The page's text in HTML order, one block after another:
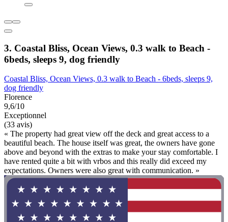
3. Coastal Bliss, Ocean Views, 0.3 walk to Beach -
6beds, sleeps 9, dog friendly
Coastal Bliss, Ocean Views, 0.3 walk to Beach - 6beds, sleeps 9,
dog friendly
Florence
9,6/10
Exceptionnel
(33 avis)
« The property had great view off the deck and great access to a
beautiful beach. The house itself was great, the owners have gone
above and beyond with the extras to make your stay comfortable. I
have rented quite a bit with vrbos and this really did exceed my
expectations. Owners were also great with communication. »